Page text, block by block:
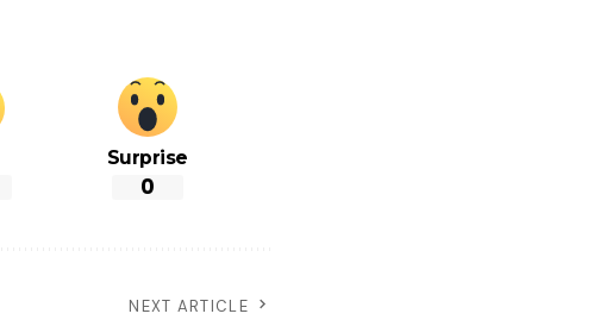
Surprise
0
NEXT ARTICLE